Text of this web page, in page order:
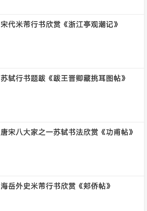
宋代米芾行书欣赏《浙江亭观潮记》
苏轼行书题跋《跋王晋卿藏挑耳图帖》
唐宋八大家之一苏轼书法欣赏《功甫帖》
海岳外史米芾行书欣赏《郏侨帖》